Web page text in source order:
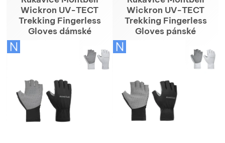
Wickron UV-TECT
Trekking Fingerless
Gloves dámské
Wickron UV-TECT
Trekking Fingerless
Gloves pánské